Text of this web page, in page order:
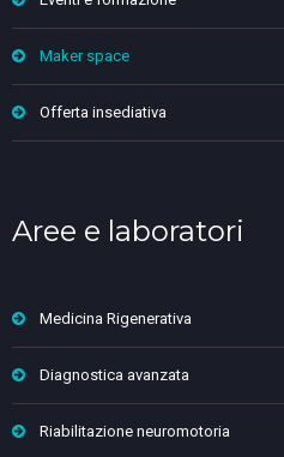
Maker space
Offerta insediativa
Aree e laboratori
Medicina Rigenerativa
Diagnostica avanzata
Riabilitazione neuromotoria